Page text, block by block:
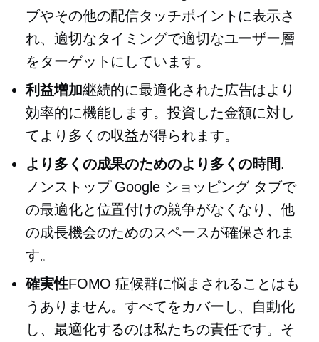
ブやその他の配信タッチポイントに表示さ
れ、適切なタイミングで適切なユーザー層
をターゲットにしています。
利益増加継続的に最適化された広告はより
効率的に機能します。投資した金額に対し
てより多くの収益が得られます。
より多くの成果のためのより多くの時間.
ノンストップGoogle ショッピング タブで
の最適化と位置付けの競争がなくなり、他
の成長機会のためのスペースが確保されま
す。
確実性FOMO 症候群に悩まされることはも
うありません。すべてをカバーし、自動化
し、最適化するのは私たちの責任です。そ